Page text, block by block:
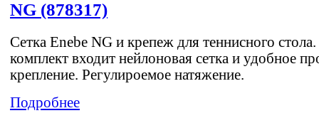
NG (878317)
Сетка Enebe NG и крепеж для теннисного
комплект входит нейлоновая сетка и удобное
крепление. Регулироемое натяжение.
Подробнее